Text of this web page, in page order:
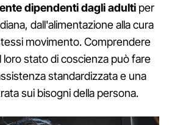
dipendenti dagli adulti per
dall'alimentazione alla cura
movimento. Comprendere
loro stato di coscienza può fare
standardizzata e una
sui bisogni della persona.